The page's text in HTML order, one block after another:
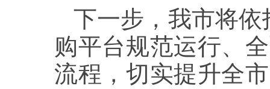
下一步，我市将依
购平台规范运行、
流程，切实提升全